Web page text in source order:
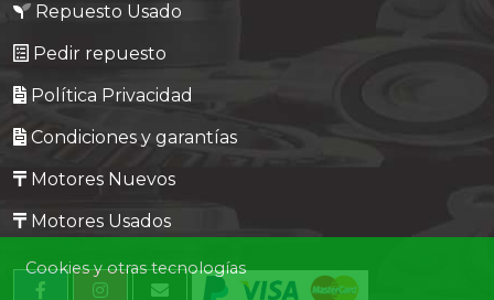
Repuesto Usado
Pedir repuesto
Política Privacidad
Condiciones y garantías
Motores Nuevos
Motores Usados
Cookies y otras tecnologías